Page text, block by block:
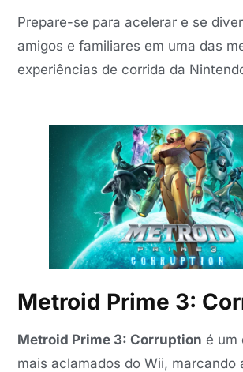
Prepare-se para acelerar e se
amigos e familiares em uma das
experiências de corrida da
Metroid Prime 3:
Metroid Prime 3: Corruption é um
mais aclamados do Wii, marcando